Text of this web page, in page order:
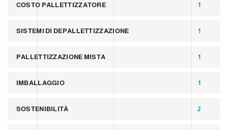
COSTO PALLETTIZZATORE 1
SISTEMI DI DEPALLETTIZZAZIONE 1
PALLETTIZZAZIONE MISTA 1
IMBALLAGGIO 1
SOSTENIBILITÀ 2